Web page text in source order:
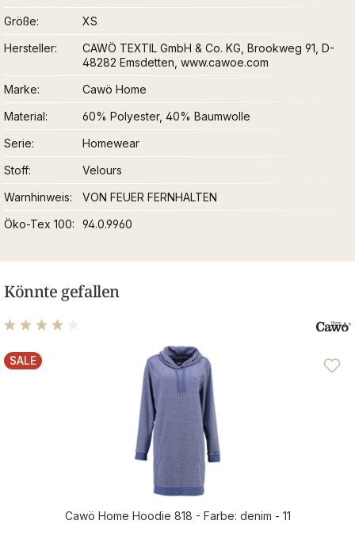
Größe
XS
Hersteller
CAWÖ TEXTIL GmbH & Co. KG, Brookweg 91, D-
48282 Emsdetten, www.cawoe.com
Marke
Cawö Home
Material
60% Polyester, 40% Baumwolle
Serie
Homewear
Stoff
Velours
Warnhinweis
VON FEUER FERNHALTEN
Öko-Tex 100
94.0.9960
Könnte gefallen
Durchschnittliche Bewertung von 4 von 5 Sternen
RABATT
SALE
Cawö Home Hoodie 818 - Farbe: denim - 11